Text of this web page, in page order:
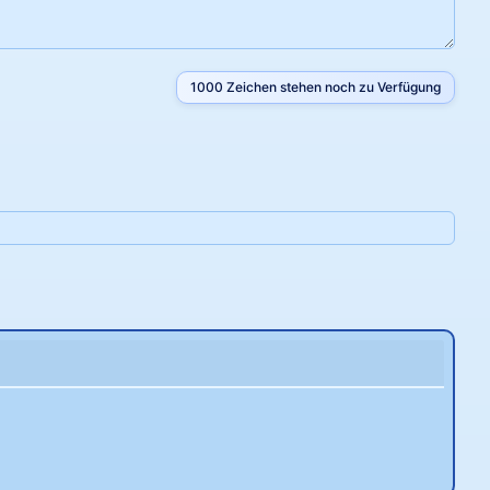
1000 Zeichen stehen noch zu Verfügung